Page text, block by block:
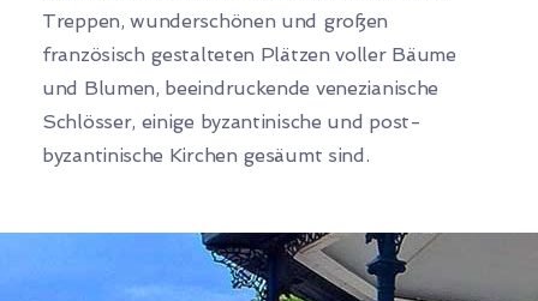
Treppen, wunderschönen und großen
französisch gestalteten Plätzen voller Bäume
und Blumen, beeindruckende venezianische
Schlösser, einige byzantinische und post-
byzantinische Kirchen gesäumt sind.